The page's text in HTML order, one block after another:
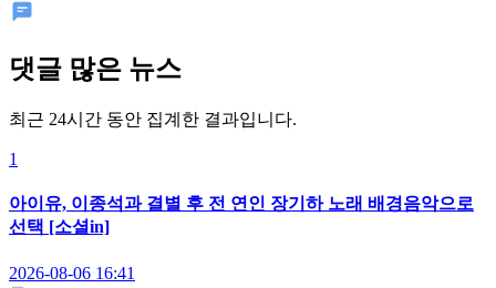
댓글 많은 뉴스
최근 24시간 동안 집계한 결과입니다.
1
아이유, 이종석과 결별 후 전 연인 장기하 노래 배경음악으로
선택 [소셜in]
2026-08-06 16:41